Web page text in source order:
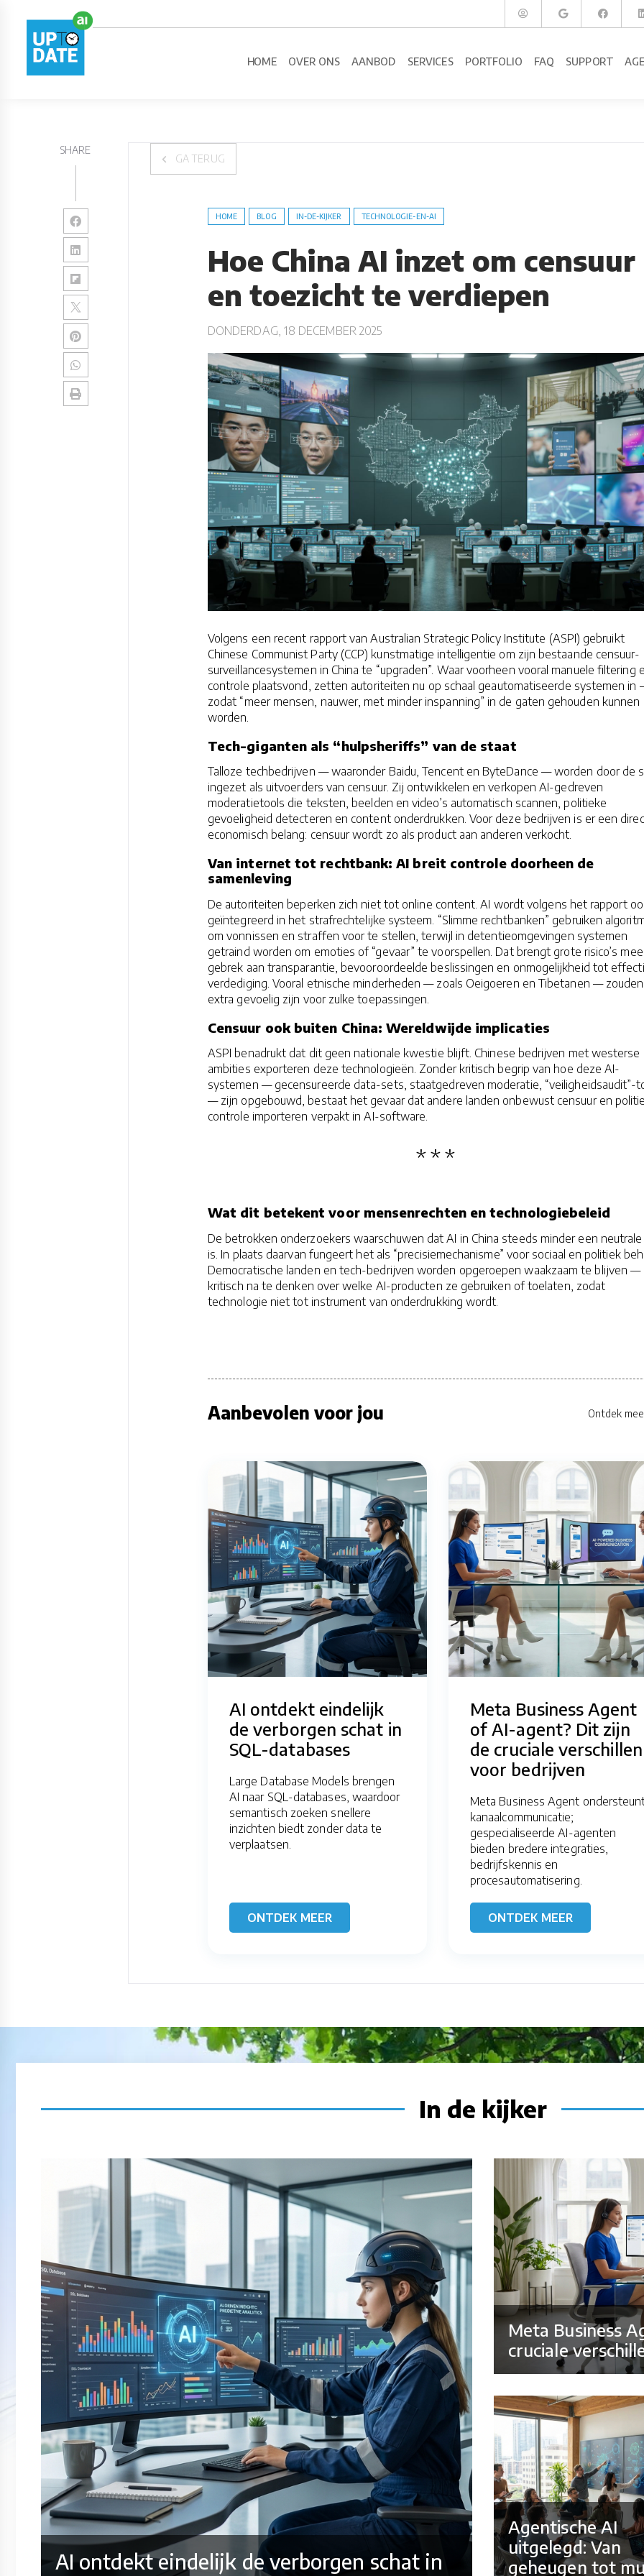
HOME OVER ONS AANBOD SERVICES PORTFOLIO FAQ SUPPORT
SHARE
GA TERUG
HOME BLOG IN-DE-KIJKER TECHNOLOGIE-EN-AI
Hoe China AI inzet om censuur
en toezicht te verdiepen
DONDERDAG, 18 DECEMBER 2025
Volgens een recent rapport van Australian Strategic Policy Institute (ASPI) gebruikt
Chinese Communist Party (CCP) kunstmatige intelligentie om zijn bestaande censuur-
surveillancesystemen in China te “upgraden”. Waar voorheen vooral manuele filtering
controle plaatsvond, zetten autoriteiten nu op schaal geautomatiseerde systemen in
zodat “meer mensen, nauwer, met minder inspanning” in de gaten gehouden kunnen
worden.
Tech-giganten als “hulpsheriffs” van de staat
Talloze techbedrijven — waaronder Baidu, Tencent en ByteDance — worden door de
ingezet als uitvoerders van censuur. Zij ontwikkelen en verkopen AI-gedreven
moderatietools die teksten, beelden en video’s automatisch scannen, politieke
gevoeligheid detecteren en content onderdrukken. Voor deze bedrijven is er een
economisch belang: censuur wordt zo als product aan anderen verkocht.
Van internet tot rechtbank: AI breit controle doorheen de
samenleving
De autoriteiten beperken zich niet tot online content. AI wordt volgens het rapport
geïntegreerd in het strafrechtelijke systeem. “Slimme rechtbanken” gebruiken
om vonnissen en straffen voor te stellen, terwijl in detentieomgevingen systemen
getraind worden om emoties of “gevaar” te voorspellen. Dat brengt grote risico’s
gebrek aan transparantie, bevooroordeelde beslissingen en onmogelijkheid tot
verdediging. Vooral etnische minderheden — zoals Oeigoeren en Tibetanen — zouden
extra gevoelig zijn voor zulke toepassingen.
Censuur ook buiten China: Wereldwijde implicaties
ASPI benadrukt dat dit geen nationale kwestie blijft. Chinese bedrijven met westerse
ambities exporteren deze technologieën. Zonder kritisch begrip van hoe deze AI-
systemen — gecensureerde data-sets, staatgedreven moderatie, “veiligheidsaudit”-
— zijn opgebouwd, bestaat het gevaar dat andere landen onbewust censuur en
controle importeren verpakt in AI-software.
Wat dit betekent voor mensenrechten en technologiebeleid
De betrokken onderzoekers waarschuwen dat AI in China steeds minder een
is. In plaats daarvan fungeert het als “precisiemechanisme” voor sociaal en politiek
Democratische landen en tech-bedrijven worden opgeroepen waakzaam te blijven —
kritisch na te denken over welke AI-producten ze gebruiken of toelaten, zodat
technologie niet tot instrument van onderdrukking wordt.
Aanbevolen voor jou Ontdek
AI ontdekt eindelijk
de verborgen schat in
SQL-databases
Large Database Models brengen
AI naar SQL-databases, waardoor
semantisch zoeken snellere
inzichten biedt zonder data te
verplaatsen.
ONTDEK MEER
Meta Business Agent
of AI-agent? Dit zijn
de cruciale verschillen
voor bedrijven
Meta Business Agent
kanaalcommunicatie;
gespecialiseerde AI-agenten
bieden bredere integraties,
bedrijfskennis en
procesautomatisering.
ONTDEK MEER
In de kijker
AI ontdekt eindelijk de verborgen schat in
Meta Business
cruciale
Agentische AI
uitgelegd: Van
geheugen tot